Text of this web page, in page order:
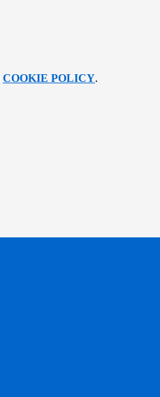
COOKIE POLICY.